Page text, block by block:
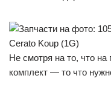
Не смотря на то, что
комплект — то что